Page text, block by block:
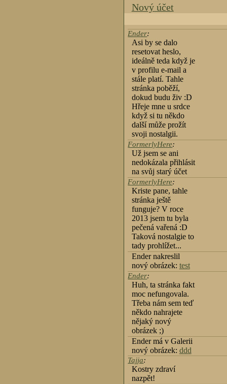
Nový účet
Ender:
Asi by se dalo
resetovat heslo,
ideálně teda když je
v profilu e-mail a
stále platí. Tahle
stránka poběží,
dokud budu živ :D
Hřeje mne u srdce
když si tu někdo
další může prožít
svoji nostalgii.
FormerlyHere:
Už jsem se ani
nedokázala přihlásit
na svůj starý účet
FormerlyHere:
Kriste pane, tahle
stránka ještě
funguje? V roce
2013 jsem tu byla
pečená vařená :D
Taková nostalgie to
tady prohlížet...
Ender nakreslil
nový obrázek: test
Ender:
Huh, ta stránka fakt
moc nefungovala.
Třeba nám sem teď
někdo nahrajete
nějaký nový
obrázek ;)
Ender má v Galerii
nový obrázek: ddd
Tajja:
Kostry zdraví
nazpět!